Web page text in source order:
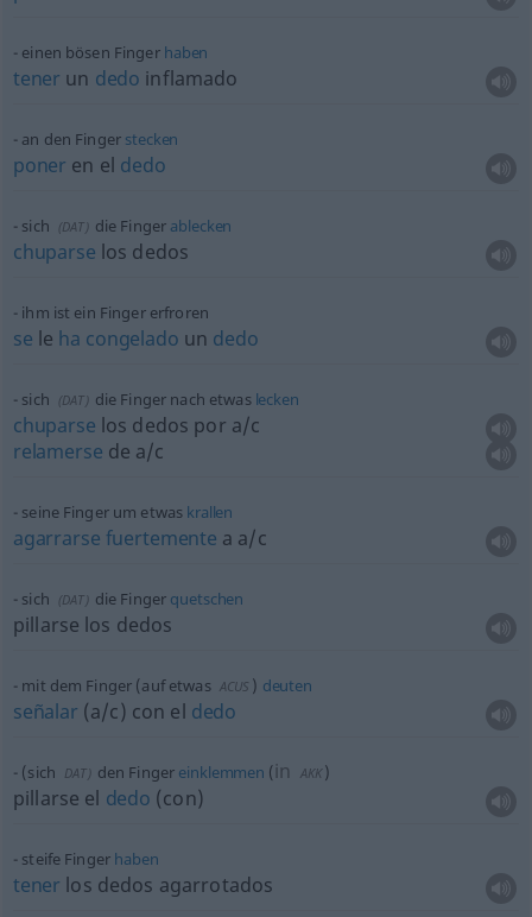
einen bösen Finger haben
tener un dedo inflamado
an den Finger stecken
poner en el dedo
sich (DAT) die Finger ablecken
chuparse los dedos
ihm ist ein Finger erfroren
se le ha congelado un dedo
sich (DAT) die Finger nach etwaslecken
chuparse los dedos por a/c
relamerse de a/c
seine Finger um etwas krallen
agarrarse fuertemente a a/c
sich (DAT) die Finger quetschen
pillarse los dedos
mit dem Finger (aufetwas ACUS ) deuten
señalar (a/c) con el dedo
(sich DAT) den Finger einklemmen (in AKK )
pillarse el dedo (con)
steife Finger haben
tener los dedos agarrotados